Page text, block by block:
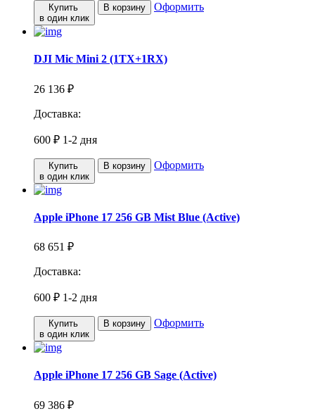
Купить
в один клик
В корзину Оформить
DJI Mic Mini 2 (1TX+1RX)
26 136 ₽
Доставка:
600 ₽ 1-2 дня
Купить
в один клик
В корзину Оформить
Apple iPhone 17 256 GB Mist Blue (Active)
68 651 ₽
Доставка:
600 ₽ 1-2 дня
Купить
в один клик
В корзину Оформить
Apple iPhone 17 256 GB Sage (Active)
69 386 ₽